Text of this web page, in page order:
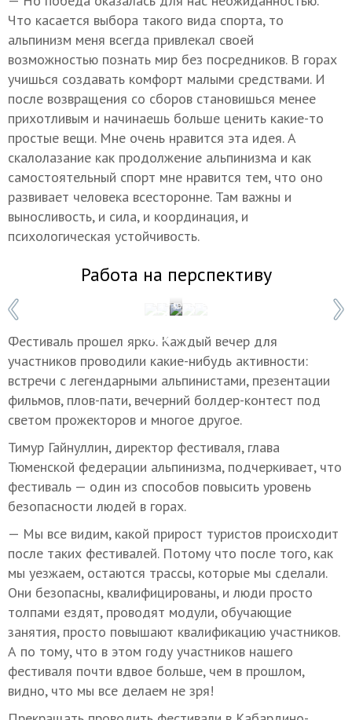
Что касается выбора такого вида спорта, то
альпинизм меня всегда привлекал своей
возможностью познать мир без посредников. В горах
учишься создавать комфорт малыми средствами. И
после возвращения со сборов становишься менее
прихотливым и начинаешь больше ценить какие-то
простые вещи. Мне очень нравится эта идея. А
скалолазание как продолжение альпинизма и как
самостоятельный спорт мне нравится тем, что оно
развивает человека всесторонне. Там важны и
выносливость, и сила, и координация, и
психологическая устойчивость.
Работа на перспективу
Фото: Евгения Алексеева/пресс-
1 / 5
Фестиваль прошел ярко. Каждый вечер для
участников проводили какие-нибудь активности:
встречи с легендарными альпинистами, презентации
фильмов, плов-пати, вечерний болдер-контест под
светом прожекторов и многое другое.
Тимур Гайнуллин, директор фестиваля, глава
Тюменской федерации альпинизма, подчеркивает, что
фестиваль — один из способов повысить уровень
безопасности людей в горах.
— Мы все видим, какой прирост туристов происходит
после таких фестивалей. Потому что после того, как
мы уезжаем, остаются трассы, которые мы сделали.
Они безопасны, квалифицированы, и люди просто
толпами ездят, проводят модули, обучающие
занятия, просто повышают квалификацию участников.
А по тому, что в этом году участников нашего
фестиваля почти вдвое больше, чем в прошлом,
видно, что мы все делаем не зря!